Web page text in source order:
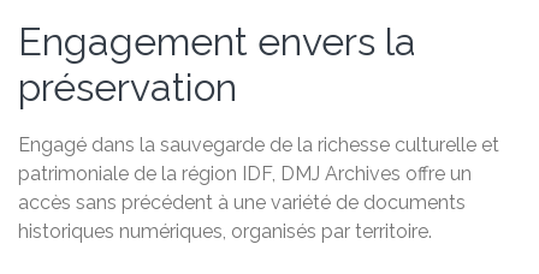
Engagement envers la
préservation
Engagé dans la sauvegarde de la richesse culturelle et
patrimoniale de la région IDF, DMJ Archives offre un
accès sans précédent à une variété de documents
historiques numériques, organisés par territoire.